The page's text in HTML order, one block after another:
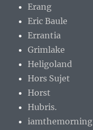
Erang
Eric Baule
Errantia
Grimlake
Heligoland
Hors Sujet
Horst
Hubris.
iamthemorning